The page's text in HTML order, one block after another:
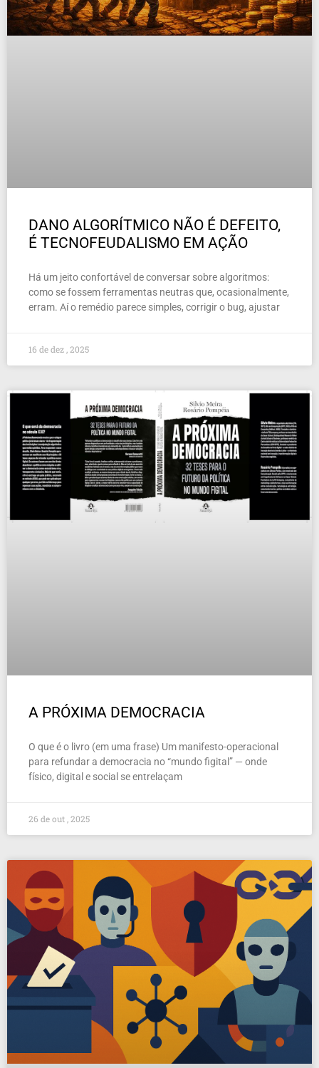
DANO ALGORÍTMICO NÃO É DEFEITO,
É TECNOFEUDALISMO EM AÇÃO
Há um jeito confortável de conversar sobre algoritmos:
como se fossem ferramentas neutras que, ocasionalmente,
erram. Aí o remédio parece simples, corrigir o bug, ajustar
16 de dez , 2025
A PRÓXIMA DEMOCRACIA
O que é o livro (em uma frase) Um manifesto-operacional
para refundar a democracia no “mundo figital” — onde
físico, digital e social se entrelaçam
26 de out , 2025